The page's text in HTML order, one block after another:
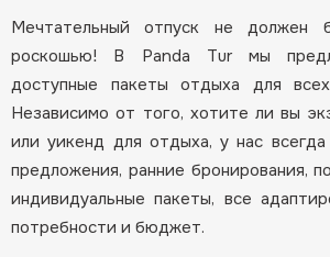
Мечтательный отпуск не должен
роскошью! В Panda Tur мы
доступные пакеты отдыха для
Независимо от того, хотите ли вы
или уикенд для отдыха, у нас всегда
предложения, ранние бронирования,
индивидуальные пакеты, все
потребности и бюджет.